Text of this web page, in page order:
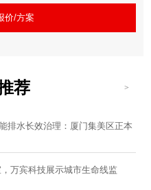
价/方案
荐 >
排水长效治理：厦门集美区正本
万宾科技展示城市生命线监